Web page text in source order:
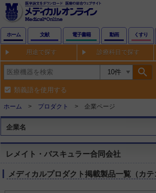
ホーム 文献 電子書籍 動画 くすり
用途で探す 診療科目で探す
search
類義語を使用する
ホーム プロダクト 企業ページ
企業名
レメイト・バスキュラー合同会社
メディカルプロダクト掲載製品一覧（カテ